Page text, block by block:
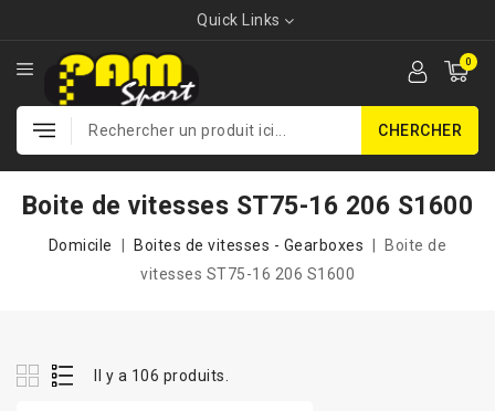
Quick Links
0
CHERCHER
Boite de vitesses ST75-16 206 S1600
Domicile Boites de vitesses - Gearboxes
Boite de
vitesses ST75-16 206 S1600
Il y a 106 produits.